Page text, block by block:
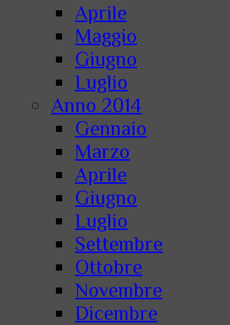
Aprile
Maggio
Giugno
Luglio
Anno 2014
Gennaio
Marzo
Aprile
Giugno
Luglio
Settembre
Ottobre
Novembre
Dicembre